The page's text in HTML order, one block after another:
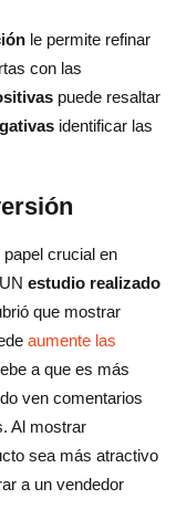
le permite refinar
con las
puede resaltar
identificar las
crucial en
estudio realizado
que mostrar
aumente las
a que es más
ven comentarios
Al mostrar
sea más atractivo
a un vendedor